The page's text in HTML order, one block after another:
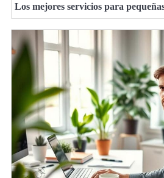
Los mejores servicios para